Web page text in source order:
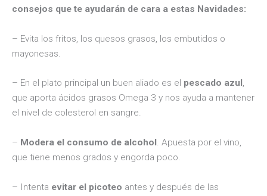
consejos que te ayudarán de cara a estas Navidades:
– Evita los fritos, los quesos grasos, los embutidos o
mayonesas.
– En el plato principal un buen aliado es el pescado azul ,
que aporta ácidos grasos Omega 3 y nos ayuda a mantener
el nivel de colesterol en sangre.
– Modera el consumo de alcohol. Apuesta por el vino,
que tiene menos grados y engorda poco.
– Intenta evitar el picoteo antes y después de las